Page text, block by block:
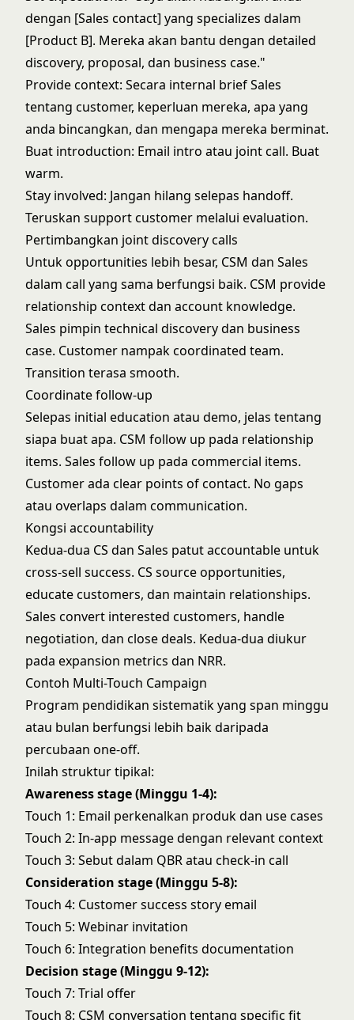
dengan [Sales contact] yang specializes dalam
[Product B]. Mereka akan bantu dengan detailed
discovery, proposal, dan business case."
Provide context: Secara internal brief Sales
tentang customer, keperluan mereka, apa yang
anda bincangkan, dan mengapa mereka berminat.
Buat introduction: Email intro atau joint call. Buat
warm.
Stay involved: Jangan hilang selepas handoff.
Teruskan support customer melalui evaluation.
Pertimbangkan joint discovery calls
Untuk opportunities lebih besar, CSM dan Sales
dalam call yang sama berfungsi baik. CSM provide
relationship context dan account knowledge.
Sales pimpin technical discovery dan business
case. Customer nampak coordinated team.
Transition terasa smooth.
Coordinate follow-up
Selepas initial education atau demo, jelas tentang
siapa buat apa. CSM follow up pada relationship
items. Sales follow up pada commercial items.
Customer ada clear points of contact. No gaps
atau overlaps dalam communication.
Kongsi accountability
Kedua-dua CS dan Sales patut accountable untuk
cross-sell success. CS source opportunities,
educate customers, dan maintain relationships.
Sales convert interested customers, handle
negotiation, dan close deals. Kedua-dua diukur
pada expansion metrics dan NRR.
Contoh Multi-Touch Campaign
Program pendidikan sistematik yang span minggu
atau bulan berfungsi lebih baik daripada
percubaan one-off.
Inilah struktur tipikal:
Awareness stage (Minggu 1-4):
Touch 1: Email perkenalkan produk dan use cases
Touch 2: In-app message dengan relevant context
Touch 3: Sebut dalam QBR atau check-in call
Consideration stage (Minggu 5-8):
Touch 4: Customer success story email
Touch 5: Webinar invitation
Touch 6: Integration benefits documentation
Decision stage (Minggu 9-12):
Touch 7: Trial offer
Touch 8: CSM conversation tentang specific fit